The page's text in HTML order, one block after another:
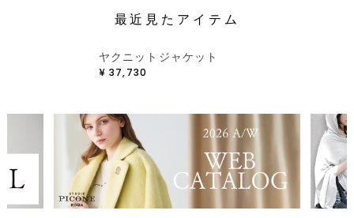
最近見たアイテム
ヤクニットジャケット
¥ 37,730